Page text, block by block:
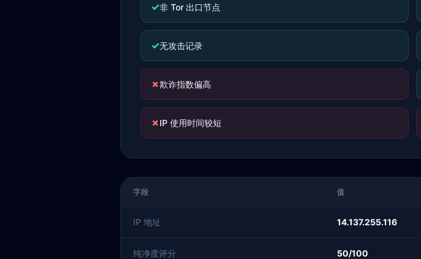
✓非 Tor 出口节点
✓无攻击记录
✗欺诈指数偏高
✗IP 使用时间较短
字段 值
IP 地址 14.137.255.116
纯净度评分 50/100